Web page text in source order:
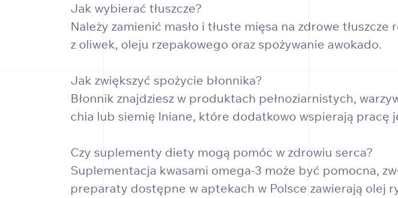
Jak wybierać tłuszcze?
Należy zamienić masło i tłuste mięsa na zdrowe
z oliwek, oleju rzepakowego oraz spożywanie awokado.
Jak zwiększyć spożycie błonnika?
Błonnik znajdziesz w produktach pełnoziarnistych,
chia lub siemię lniane, które dodatkowo wspierają pracę
Czy suplementy diety mogą pomóc w zdrowiu serca?
Suplementacja kwasami omega-3 może być pomocna,
preparaty dostępne w aptekach w Polsce zawierają olej